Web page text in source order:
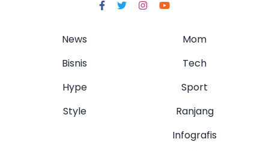
News
Bisnis
Hype
Style
Mom
Tech
Sport
Ranjang
Infografis